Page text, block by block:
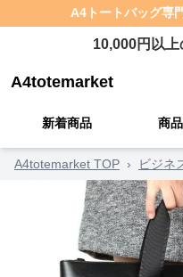
A4トートバッグ専
10,000円以上
A4totemarket
新着商品 商
A4totemarket TOP › ビジネ